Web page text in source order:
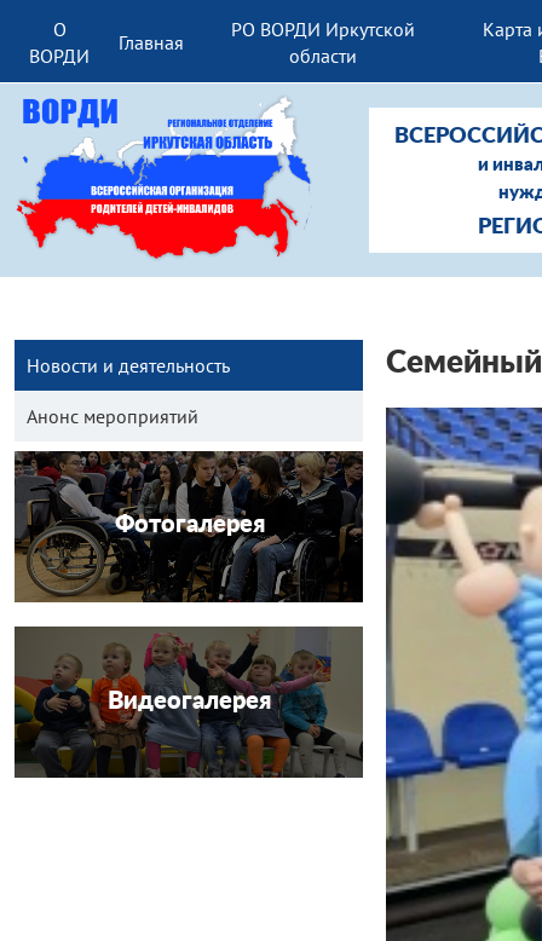
О
ВОРДИ
Главная
РО ВОРДИ Иркутской
области
Карта
и
Новости и деятельность
Анонс мероприятий
Фотогалерея
Видеогалерея